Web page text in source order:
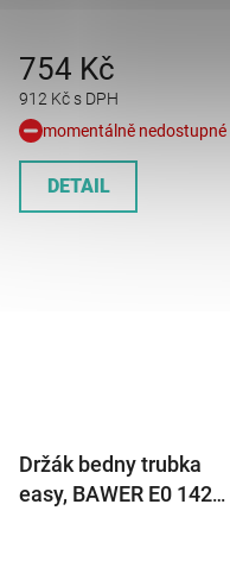
912 Kč s DPH
754 Kč
momentálně nedostupné
DETAIL
Držák bedny trubka
easy, BAWER E0 142